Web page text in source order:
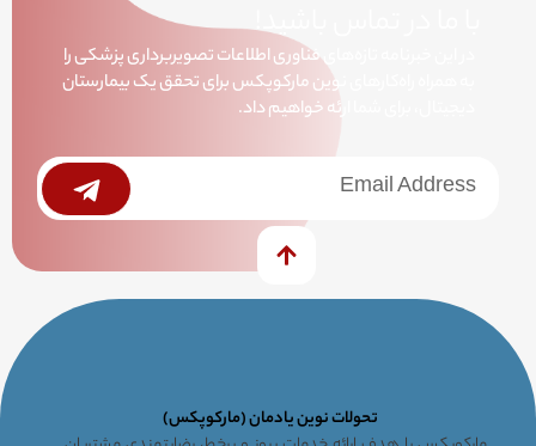
با ما در تماس باشید!
در این خبرنامه تازه‌های فناوری اطلاعات تصویربرداری پزشکی را
به همراه راه‌کارهای نوین مارکوپکس برای تحقق یک بیمارستان
دیجیتال، برای شما ارئه خواهیم داد.
خبرنامه Submit
تحولات نوین یادمان (مارکوپکس)